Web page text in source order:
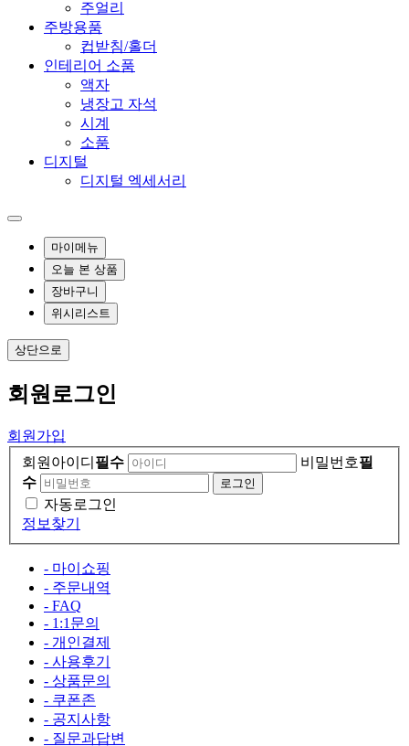
주얼리
주방용품
컵받침/홀더
인테리어 소품
액자
냉장고 자석
시계
소품
디지털
디지털 엑세서리
마이메뉴
오늘 본 상품
장바구니
위시리스트
상단으로
회원 로그인
회원가입
회원아이디 필수 비밀번호필
수
자동로그인
정보찾기
- 마이쇼핑
- 주문내역
- FAQ
- 1:1문의
- 개인결제
- 사용후기
- 상품문의
- 쿠폰존
- 공지사항
- 질문과답변